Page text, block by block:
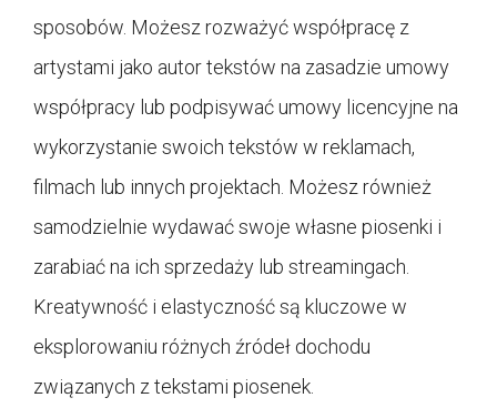
sposobów. Możesz rozważyć współpracę z
artystami jako autor tekstów na zasadzie umowy
współpracy lub podpisywać umowy licencyjne na
wykorzystanie swoich tekstów w reklamach,
filmach lub innych projektach. Możesz również
samodzielnie wydawać swoje własne piosenki i
zarabiać na ich sprzedaży lub streamingach.
Kreatywność i elastyczność są kluczowe w
eksplorowaniu różnych źródeł dochodu
związanych z tekstami piosenek.